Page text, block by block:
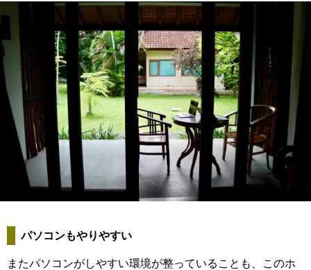
パソコンもやりやすい
またパソコンがしやすい環境が整っていることも、このホ